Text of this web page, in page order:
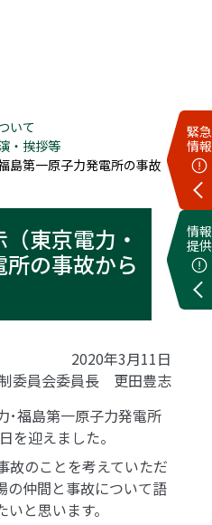
緊急
情報
情報
提供
いて
・挨拶等
島第一原子力発電所の事故
東京電力・
の事故から
2020年3月11日
委員会委員長 更田豊志
･福島第一原子力発電所
を迎えました。
故のことを考えていただ
の仲間と事故について語
と思います。